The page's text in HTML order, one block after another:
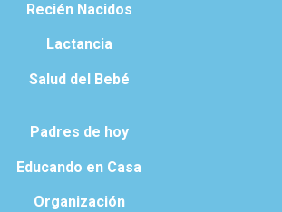
Recién Nacidos
Lactancia
Salud del Bebé
Padres de hoy
Educando en Casa
Organización